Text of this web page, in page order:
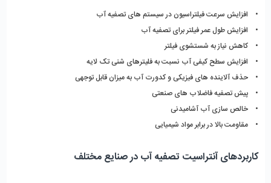
•    افزایش سرعت فیلتراسیون در سیستم های تصفیه آب
•    افزایش طول عمر فیلتر برای تصفیه آب
•    کاهش نیاز به شستشوی فیلتر
•    افزایش سطح کیفی آب نسبت به فلیترهای شنی تک لایه
•    حذف آلاینده های فیزیکی و کدورت آب به میزان قابل توجهی
•    پیش تصفیه فاضلاب های صنعتی
•    خالص سازی آب آشامیدنی
•    مقاومت بالا در برابر مواد شیمیایی
کاربردهای آنتراسیت تصفیه آب در صنایع مختلف